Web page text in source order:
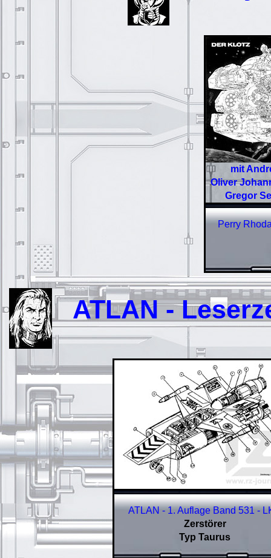
mit
Oliver
Gregor
Perry
ATLAN -
ATLAN - 1. Auflage Band 531 -
Zerstörer
Typ Taurus